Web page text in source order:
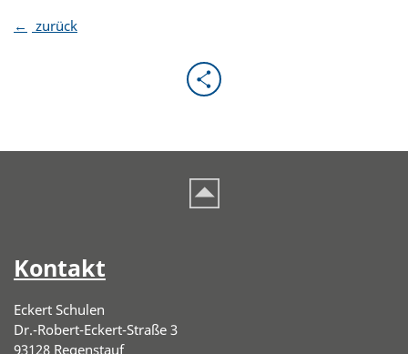
zurück
Kontakt
Eckert Schulen
Dr.-Robert-Eckert-Straße 3
93128 Regenstauf